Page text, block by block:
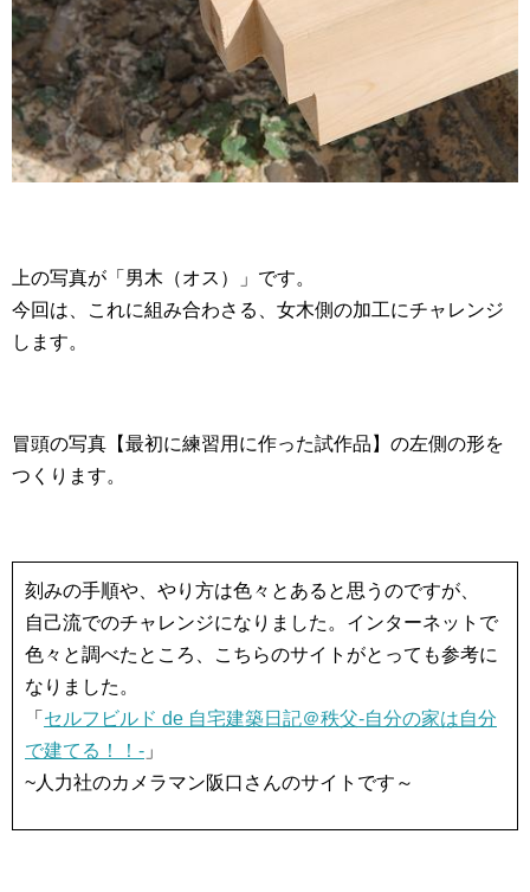
上の写真が「男木（オス）」です。
今回は、これに組み合わさる、女木側の加工にチャレンジ
します。
冒頭の写真【最初に練習用に作った試作品】の左側の形を
つくります。
刻みの手順や、やり方は色々とあると思うのですが、
自己流でのチャレンジになりました。インターネットで
色々と調べたところ、こちらのサイトがとっても参考に
なりました。
「 セルフビルド de 自宅建築日記＠秩父-自分の家は自分
で建てる！！- 」
~人力社のカメラマン阪口さんのサイトです～